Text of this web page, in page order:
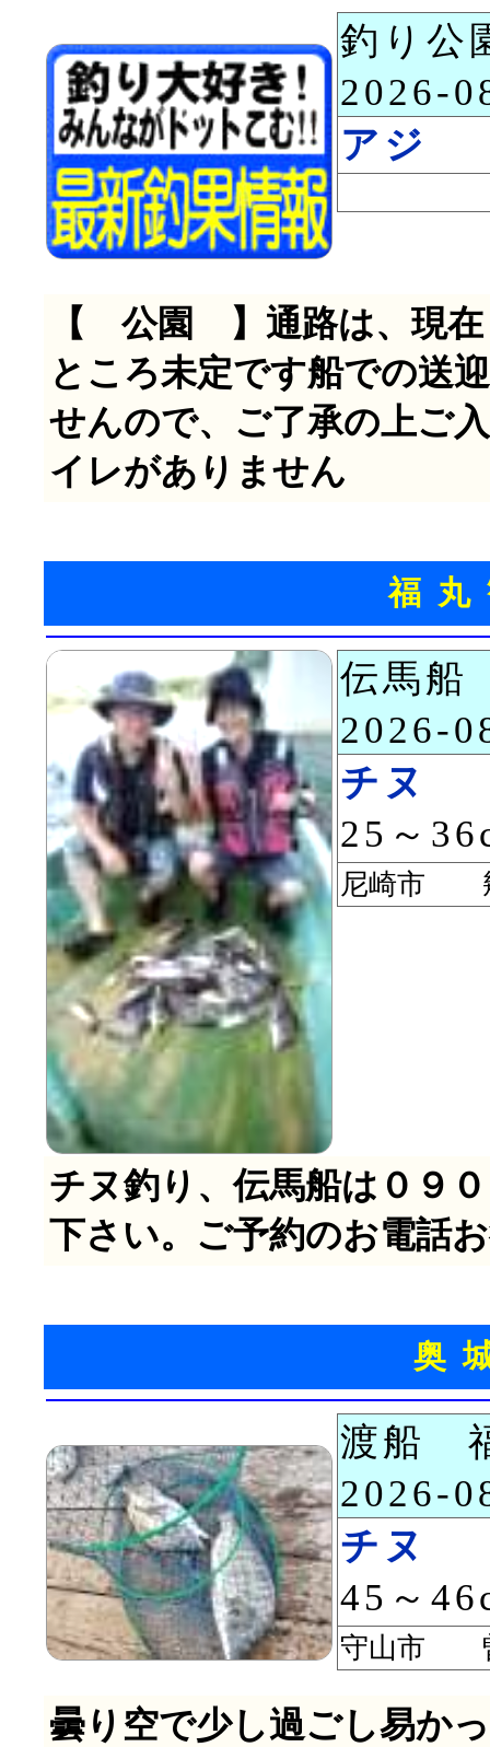
釣り
2026-
アジ
【 公園 】通路は、現在
ところ未定です船での送
せんので、ご了承の上ご
イレがありません
福
伝馬
2026-
チヌ
25～
尼崎市
チヌ釣り、伝馬船は０９
下さい。ご予約のお電話
奥
渡船
2026-
チヌ
45～
守山市
曇り空で少し過ごし易か